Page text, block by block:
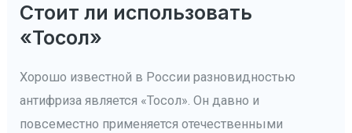
Стоит ли использовать
«Тосол»
Хорошо известной в России разновидностью
антифриза является «Тосол». Он давно и
повсеместно применяется отечественными